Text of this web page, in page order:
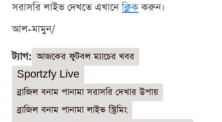
সরাসরি লাইভ দেখতে এখানেক্লিককরুন।
আল-মামুন/
ট্যাগ: আজকের ফুটবল ম্যাচের খবর
Sportzfy Live
ব্রাজিল বনাম পানামা সরাসরি দেখার উপায়
ব্রাজিল বনাম পানামা লাইভ স্ট্রিমিং